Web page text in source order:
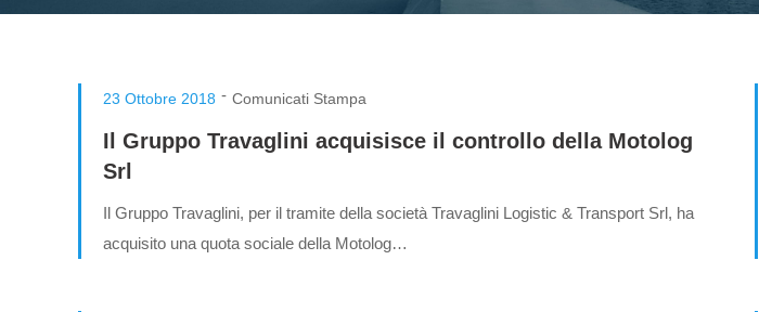
23 Ottobre 2018 - Comunicati Stampa
Il Gruppo Travaglini acquisisce il controllo della Motolog
Srl
Il Gruppo Travaglini, per il tramite della società Travaglini Logistic & Transport Srl, ha
acquisito una quota sociale della Motolog…